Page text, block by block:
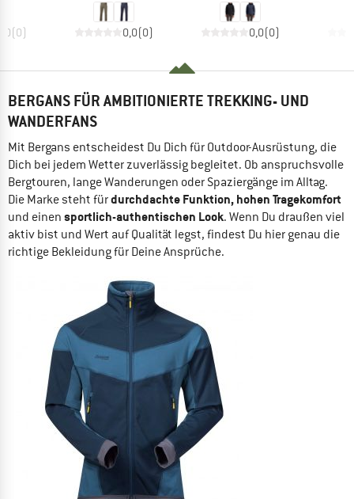
(0) 0,0(0) 0,0(0)
BERGANS FÜR AMBITIONIERTE TREKKING- UND
WANDERFANS
Mit Bergans entscheidest Du Dich für Outdoor-Ausrüstung, die
Dich bei jedem Wetter zuverlässig begleitet. Ob anspruchsvolle
Bergtouren, lange Wanderungen oder Spaziergänge im Alltag.
Die Marke steht fürdurchdachte Funktion, hohen Tragekomfort
und einen sportlich-authentischen Look. Wenn Du draußen viel
aktiv bist und Wert auf Qualität legst, findest Du hier genau die
richtige Bekleidung für Deine Ansprüche.